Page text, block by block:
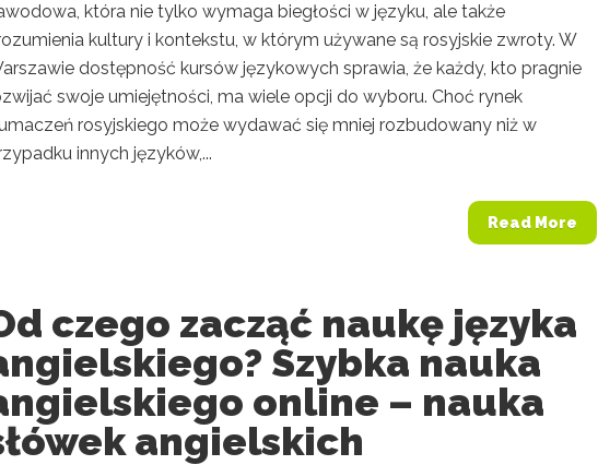
która nie tylko wymaga biegłości w języku, ale także
kultury i kontekstu, w którym używane są rosyjskie zwroty. W
dostępność kursów językowych sprawia, że każdy, kto pragnie
swoje umiejętności, ma wiele opcji do wyboru. Choć rynek
rosyjskiego może wydawać się mniej rozbudowany niż w
innych języków,...
Read More
czego zacząć naukę języka
Szybka nauka
online – nauka
angielskich